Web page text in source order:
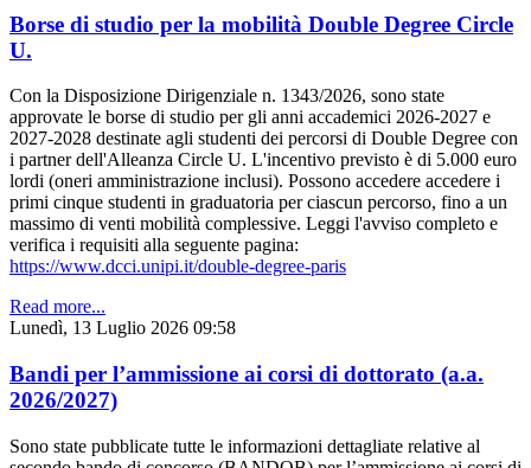
Borse di studio per la mobilità Double Degree Circle
U.
Con la Disposizione Dirigenziale n. 1343/2026, sono state
approvate le borse di studio per gli anni accademici 2026-2027 e
2027-2028 destinate agli studenti dei percorsi di Double Degree con
i partner dell'Alleanza Circle U. L'incentivo previsto è di 5.000 euro
lordi (oneri amministrazione inclusi). Possono accedere accedere i
primi cinque studenti in graduatoria per ciascun percorso, fino a un
massimo di venti mobilità complessive. Leggi l'avviso completo e
verifica i requisiti alla seguente pagina:
https://www.dcci.unipi.it/double-degree-paris
Read more...
Lunedì, 13 Luglio 2026 09:58
Bandi per l’ammissione ai corsi di dottorato (a.a.
2026/2027)
Sono state pubblicate tutte le informazioni dettagliate relative al